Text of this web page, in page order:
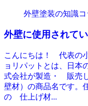
外壁塗装の知識コ
外壁に使用されて
こんにちは！ 代表の
ョリパットとは、日本
式会社が製造・ 販売
壁材）の商品名です。
の 仕上げ材...